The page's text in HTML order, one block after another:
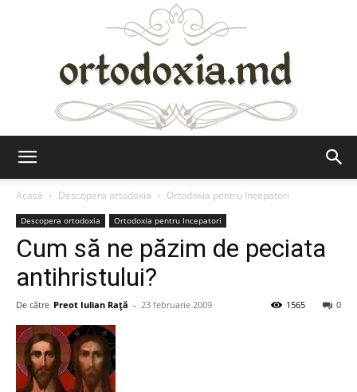
Acasă
Descopera ortodoxia Ortodoxia pentru Incepatori
Descopera ortodoxia Ortodoxia pentru Incepatori
Cum să ne păzim de peciata
antihristului?
De către Preot Iulian Raţă - 23 februarie 2009 0
1565